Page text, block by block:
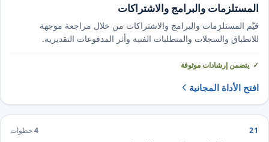
المستلزمات والبرامج والاشتراكات
قيّم المستلزمات والبرامج والاشتراكات من خلال مراجعة موجهة
للانطباق والسجلات والمتطلبات الفنية وأثر المدفوعات التقديرية.
يتضمن إرشادات موثوقة
افتح الأداة المجانية
21
4خطوات